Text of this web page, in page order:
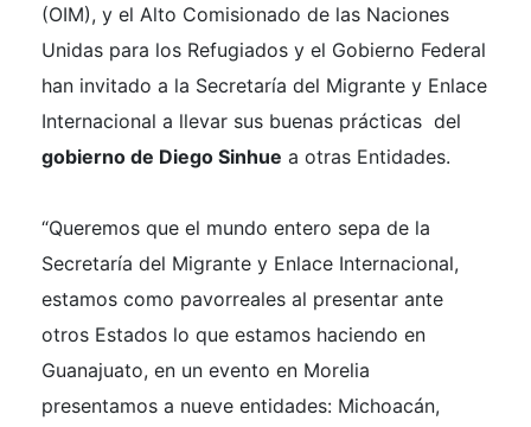
(OIM), y el Alto Comisionado de las Naciones
Unidas para los Refugiados y el Gobierno Federal
han invitado a la Secretaría del Migrante y Enlace
Internacional a llevar sus buenas prácticas del
gobierno de Diego Sinhue a otras Entidades.
“Queremos que el mundo entero sepa de la
Secretaría del Migrante y Enlace Internacional,
estamos como pavorreales al presentar ante
otros Estados lo que estamos haciendo en
Guanajuato, en un evento en Morelia
presentamos a nueve entidades: Michoacán,